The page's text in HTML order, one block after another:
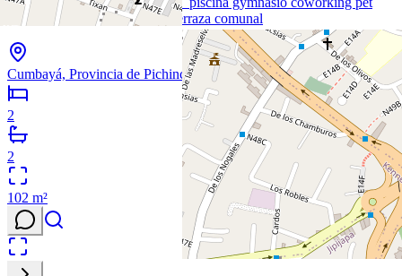
zone roof top terraza privada terraza comunal
Cumbayá, Provincia de Pichincha
2
2
102 m²